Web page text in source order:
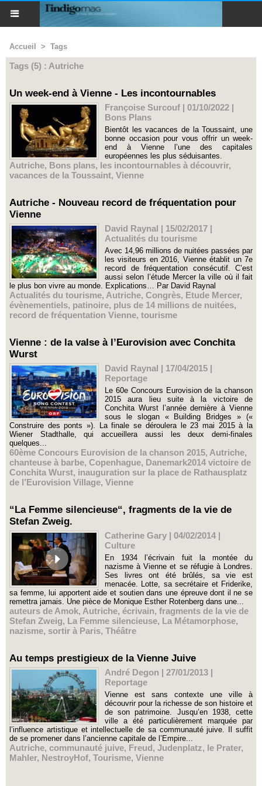
Accueil > Tags
Tags (5) : Autriche
Un week-end à Vienne - Les incontournables
Françoise Surcouf | 01/10/2022 |
Bons Plans
Bientôt les vacances de la Toussaint, une
bonne occasion pour vous offrir un week-
end à Vienne l’une des capitales
européennes les plus séduisantes.
Autriche, Bons plans, les incontournables à découvrir,
vacances de la Toussaint, Vienne
Autriche - Nouveau record de fréquentation pour
Vienne
David Raynal | 15/02/2017 |
Actualités du tourisme
Avec 14,96 millions de nuitées passées par
les visiteurs en 2016, Vienne établit un 7e
record de fréquentation consécutif. C’est
aussi selon l’étude Mercer la ville où il fait
le plus bon vivre au monde. Explications… Par David Raynal
Actualités du tourisme, Autriche, Congrès, Etude Mercer,
évènementiels, patinoire, plus de 14 millions de nuitées,
record de fréquentation Vienne, tourisme
Vienne : de la valse à l’Eurovision avec Conchita
Wurst
David Raynal | 17/04/2015 |
Reportage
Le 60e Concours Eurovision de la chanson
2015 aura lieu suite à la victoire de
Conchita Wurst l’année dernière à Vienne
sous le slogan « Building Bridges » («
Construire des ponts »). La finale se déroulera le 23 mai 2015 à la
Wiener Stadthalle, qui accueillera aussi les deux demi-finales
quelques...
60ème Concours Eurovision de la chanson 2015, Autriche,
chanteuse à barbe, Copenhague, Danemark2014 victoire de
Conchita Wurst, inauguration sur la place de Rathausplatz
de l’Eurovision Village, Vienne
“La Femme silencieuse“, fragments de la vie de
Stefan Zweig.
Catherine Gary | 04/02/2014 |
Culture
En 1934 l’écrivain fuit la montée du
nazisme à Vienne et se réfugie à Londres.
Ses livres ont été brûlés, sa vie est
menacée. Lotte, sa secrétaire et Friderike,
sa femme, lui apportent aide et soutien dans une épreuve dont il ne se
remettra jamais. Une pièce de Monique Esther Rotenberg dans une...
auteurs de Amok, Autriche, écrivain, fragments de la vie de
Stefan Zweig, La Femme silencieuse, La Métamorphose,
nazisme, sortir à Paris, Théâtre
Au temps prestigieux de la Vienne Juive
André Degon | 27/01/2013 |
Reportage
Vienne est sans contexte une ville à
découvrir pour la richesse de son histoire et
de son patrimoine. Jusqu’en 1938, cette
ville a été particulièrement marquée par
l’influence artistique et intellectuelle de sa communauté juive. Il suffit
de se promener dans l’ancienne capitale de l’Empire...
Autriche, communauté juive, Freud, Judenplatz, le Prater,
Mahler, NestroyHof, Tourisme, Vienne